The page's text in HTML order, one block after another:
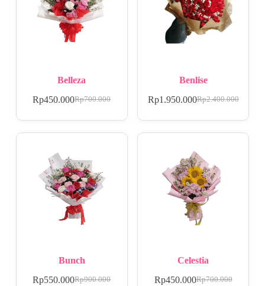
Belleza
Rp700.000
Rp450.000
Benlise
Rp2.400.000
Rp1.950.000
Bunch
Rp900.000
Rp550.000
Celestia
Rp700.000
Rp450.000